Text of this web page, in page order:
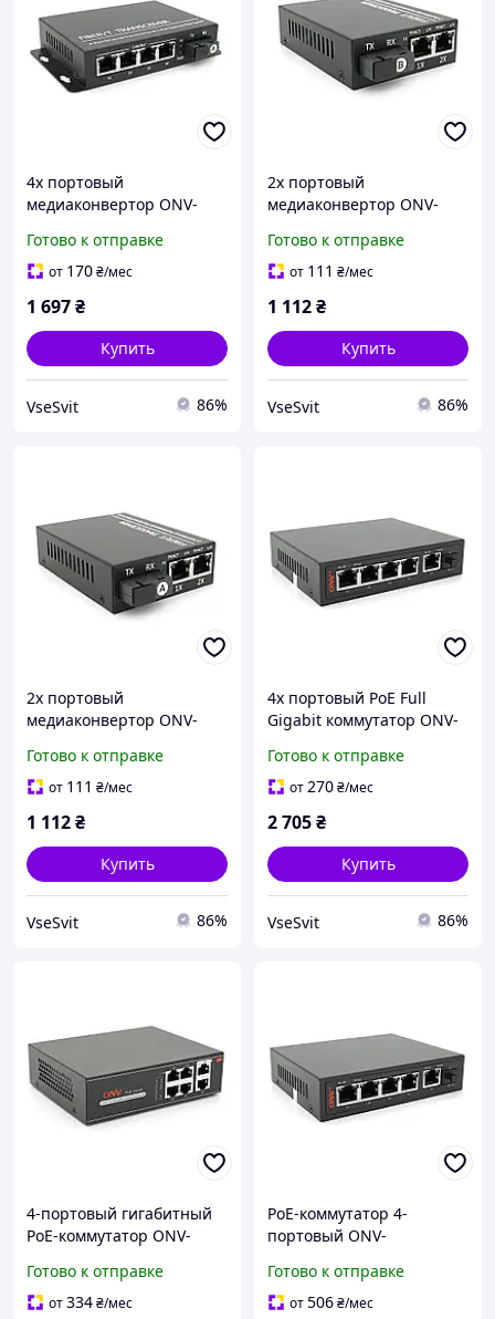
4х портовый
медиаконвертор ONV-
RJ45 + 1*SC порт
(1310/1550nm, 20km)
Готово к отправке
от 170₴/мес
1 697₴
Купить
VseSvit 86%
2х портовый
медиаконвертор ONV-
RJ45 + 1*SC порт
(1310/1550nm, 20km)
Готово к отправке
от 111 ₴/мес
1 112₴
Купить
VseSvit 86%
2х портовый
медиаконвертор ONV-
RJ45 + 1*SC порт
(1310/1550nm, 20km)
Готово к отправке
от 111 ₴/мес
1 112₴
Купить
VseSvit 86%
4х портовый PoE Full
Gigabit коммутатор ONV-
4xPoe1000Mбит + 2х1000
Мбит + 1хSFP 1000Мбит,
Готово к отправке
от270₴/мес
2 705₴
Купить
VseSvit 86%
4-портовый гигабитный
PoE-коммутатор ONV-
1000Мбит питание
IEEE802.3af/at 65Вт berlin
Готово к отправке
от334₴/мес
PoE-коммутатор 4-
портовый ONV-
2 uplink + 1 SFP 1000Мбит
IEEE802.3af/at 65Вт berlin
Готово к отправке
от506₴/мес